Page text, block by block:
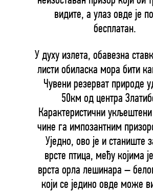
видите, а улаз овде је
бесплатан.
У духу излета, обавезна
листи обиласка мора бити
Чувени резерват природе
50км од центра
Карактеристични
чине га импозантним
Уједно, ово је и станиште
врсте птица, међу којима
врста орла лешинара –
који се једино овде може